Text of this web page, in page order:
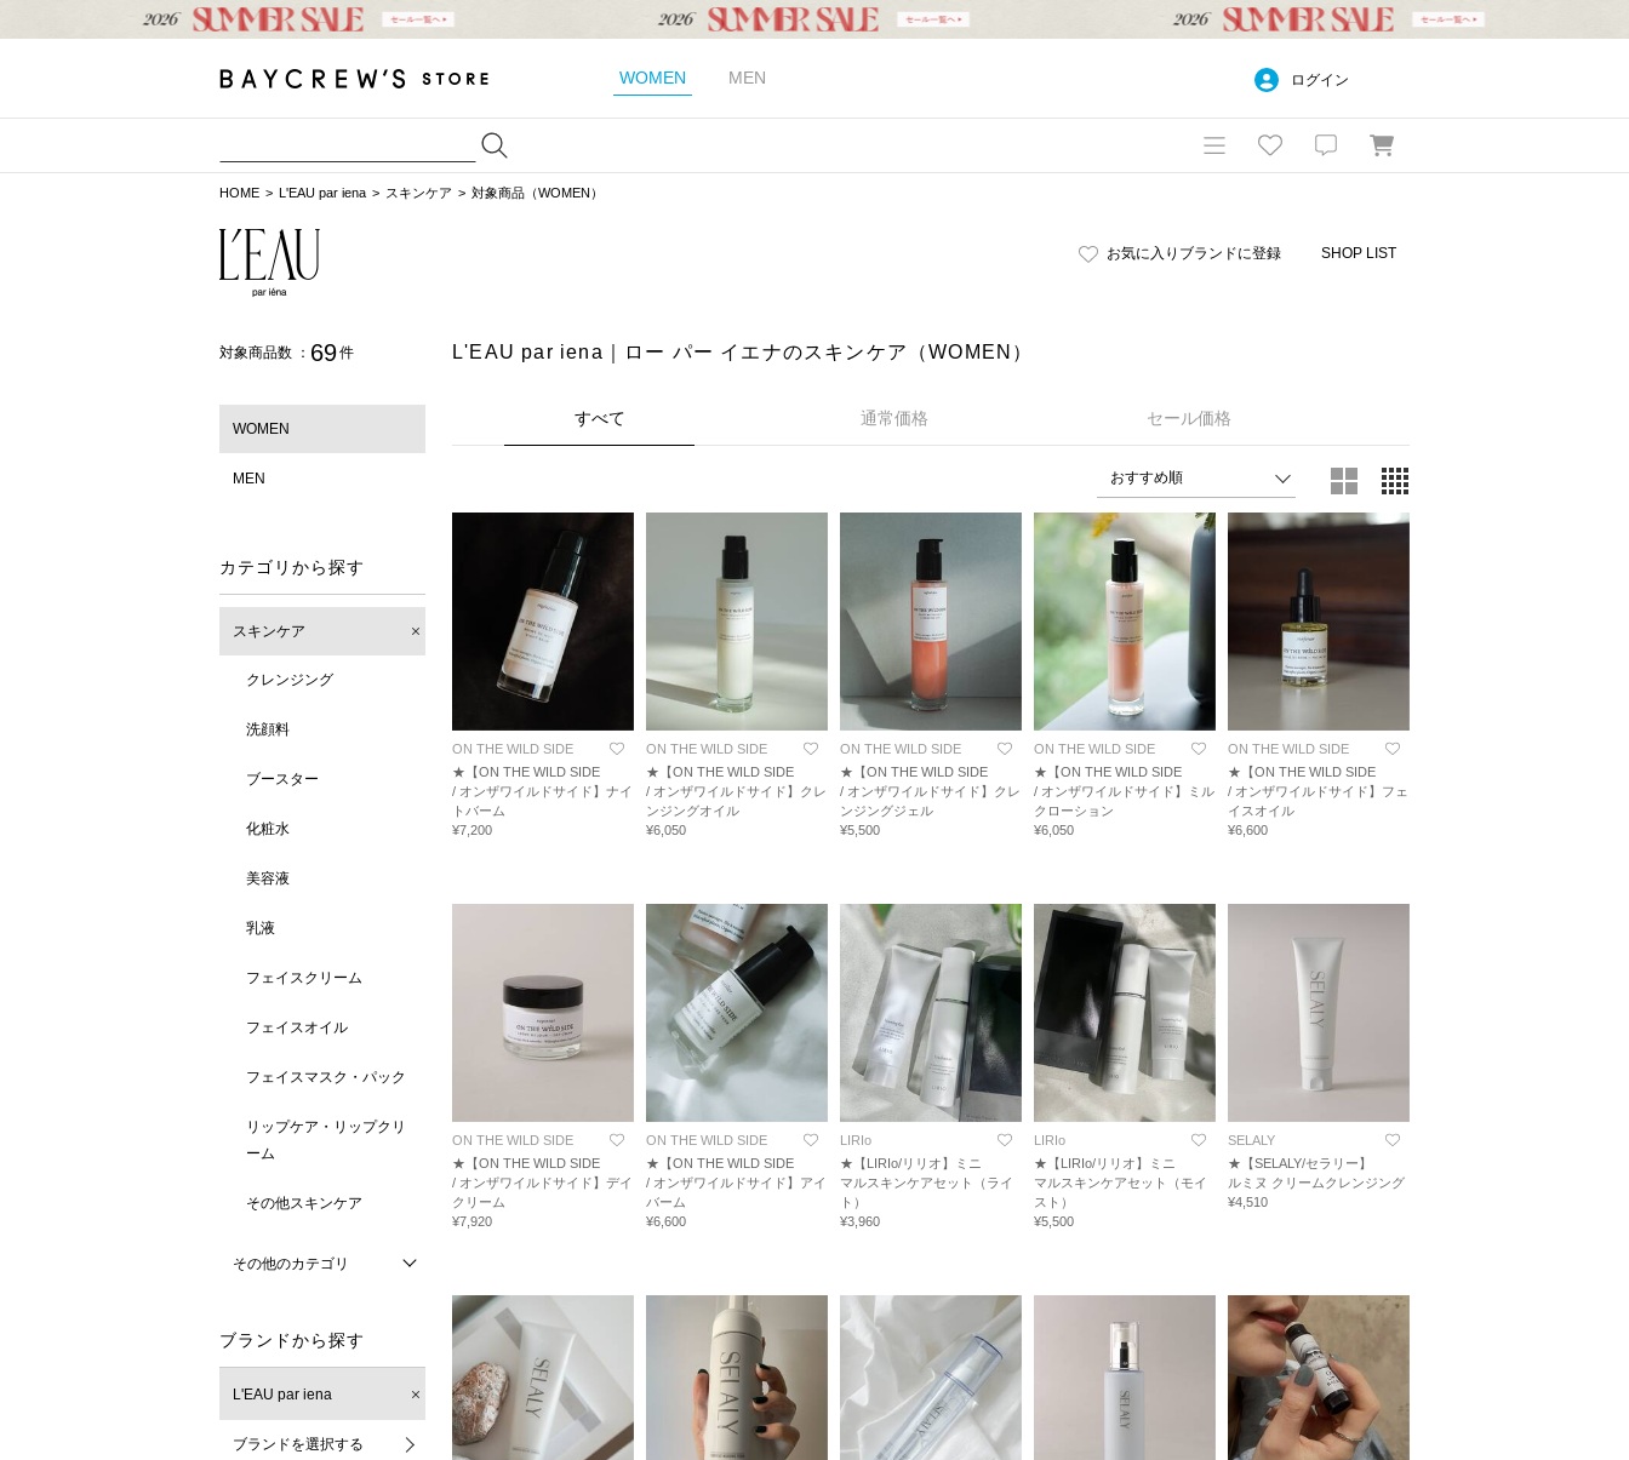
WOMEN MEN ログイン
HOME L'EAU par iena スキンケア 対象商品（WOMEN）
お気に入りブランドに登録 SHOP LIST
対象商品数 ： 69件
WOMEN
MEN
カテゴリから探す
スキンケア
クレンジング
洗顔料
ブースター
化粧水
美容液
乳液
フェイスクリーム
フェイスオイル
フェイスマスク・パック
リップケア・リップクリ
ーム
その他スキンケア
その他のカテゴリ
ブランドから探す
L'EAU par iena
ブランドを選択する
L'EAU par iena｜ロー パー イエナのスキンケア（WOMEN）
すべて 通常価格 セール価格
ON THE WILD SIDE
★【ON THE WILD SIDE
/ オンザワイルドサイド】ナイ
トバーム
¥7,200
ON THE WILD SIDE
★【ON THE WILD SIDE
/ オンザワイルドサイド】クレ
ンジングオイル
¥6,050
ON THE WILD SIDE
★【ON THE WILD SIDE
/ オンザワイルドサイド】クレ
ンジングジェル
¥5,500
ON THE WILD SIDE
★【ON THE WILD SIDE
/ オンザワイルドサイド】ミル
クローション
¥6,050
ON THE WILD SIDE
★【ON THE WILD SIDE
/ オンザワイルドサイド】フェ
イスオイル
¥6,600
ON THE WILD SIDE
★【ON THE WILD SIDE
/ オンザワイルドサイド】デイ
クリーム
¥7,920
ON THE WILD SIDE
★【ON THE WILD SIDE
/ オンザワイルドサイド】アイ
バーム
¥6,600
LIRIo
★【LIRIo/リリオ】ミニ
マルスキンケアセット（ライ
ト）
¥3,960
LIRIo
★【LIRIo/リリオ】ミニ
マルスキンケアセット（モイ
スト）
¥5,500
SELALY
★【SELALY/セラリー】
ルミヌ クリームクレンジング
¥4,510